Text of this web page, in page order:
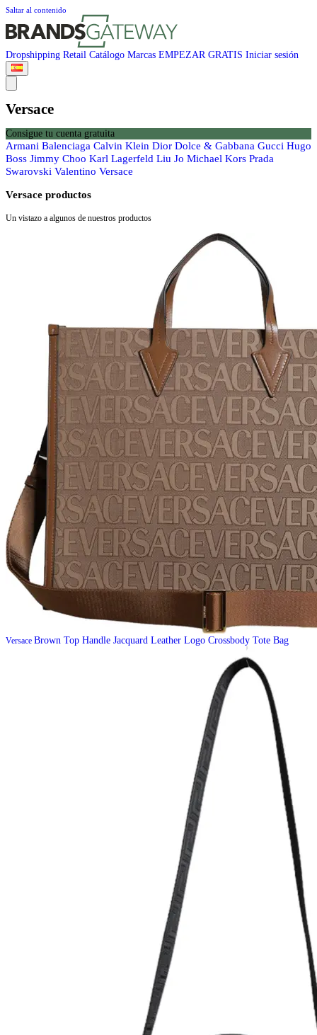
Saltar al contenido
Dropshipping Retail Catálogo Marcas EMPEZAR GRATIS Iniciar sesión
Versace
Consigue tu cuenta gratuita
Armani Balenciaga Calvin Klein Dior Dolce & Gabbana Gucci Hugo
Boss Jimmy Choo Karl Lagerfeld Liu Jo Michael Kors Prada
Swarovski Valentino Versace
Versace productos
Un vistazo a algunos de nuestros productos
Versace Brown Top Handle Jacquard Leather Logo Crossbody Tote Bag